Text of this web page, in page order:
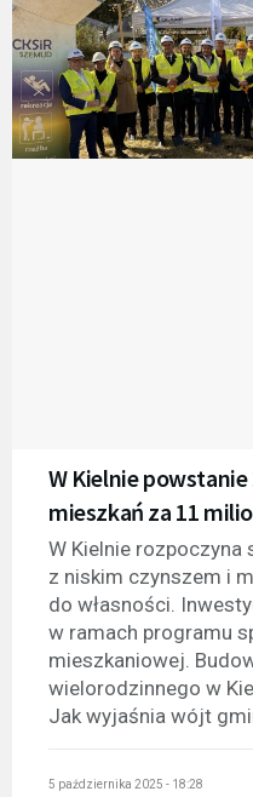
W Kielnie
mieszkań za 11
W Kielnie rozpoczyna
z niskim czynszem i
do własności.
w ramach programu
mieszkaniowej.
wielorodzinnego w
Jak wyjaśnia wójt
5 października 2025 - 18:28